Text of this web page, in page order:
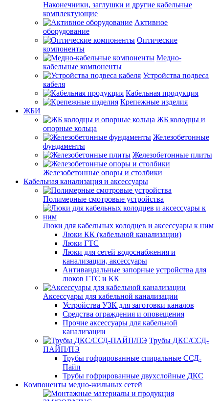
Наконечники, заглушки и другие кабельные
комплектующие
Активное
оборудование
Оптические
компоненты
Медно-
кабельные компоненты
Устройства подвеса
кабеля
Кабельная продукция
Крепежные изделия
ЖБИ
ЖБ колодцы и
опорные кольца
Железобетонные
фундаменты
Железобетонные плиты
Железобетонные опоры и столбики
Кабельная канализация и аксессуары
Полимерные смотровые устройства
Люки для кабельных колодцев и аксессуары к ним
Люки КК (кабельной канализации)
Люки ГТС
Люки для сетей водоснабжения и
канализации, аксессуары
Антивандальные запорные устройства для
люков ГТС и КК
Аксессуары для кабельной канализации
Устройства УЗК для заготовки каналов
Средства ограждения и оповещения
Прочие аксессуары для кабельной
канализации
Трубы ДКС/ССД-
ПАЙП/ПЭ
Трубы гофрированные спиральные ССД-
Пайп
Трубы гофрированные двухслойные ДКС
Компоненты медно-жильных сетей